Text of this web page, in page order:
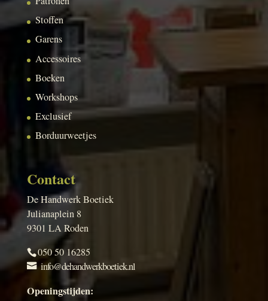
Stoffen
Garens
Accessoires
Boeken
Workshops
Exclusief
Borduurweetjes
Contact
De Handwerk Boetiek
Julianaplein 8
9301 LA Roden
050 50 16285
info@dehandwerkboetiek.nl
Openingstijden: